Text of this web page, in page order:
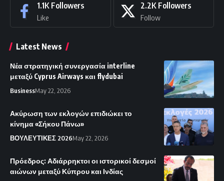
1.1K Followers
Like
2.2K Followers
Follow
Latest News
Νέα στρατηγική συνεργασία interline
μεταξύ Cyprus Airways και flydubai
BusinessMay 22, 2026
Ακύρωση των εκλογών επιδιώκει το
κίνημα «Σήκου Πάνω»
ΒΟΥΛΕΥΤΙΚΕΣ 2026May 22, 2026
Πρόεδρος: Αδιάρρηκτοι οι ιστορικοί δεσμοί
αιώνων μεταξύ Κύπρου και Ινδίας